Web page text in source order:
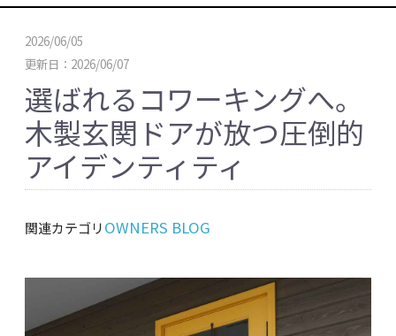
2026/06/05
更新日：2026/06/07
選ばれるコワーキングへ。
木製玄関ドアが放つ圧倒的
アイデンティティ
関連カテゴリOWNERS BLOG